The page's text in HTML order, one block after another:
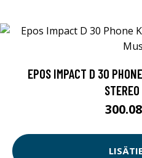
EPOS IMPACT D 30